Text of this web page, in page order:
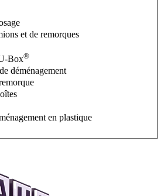
et de remorques
Box®
déménagement
en plastique